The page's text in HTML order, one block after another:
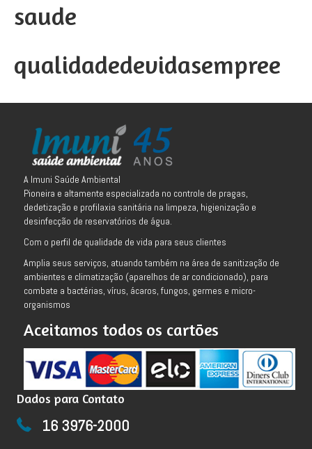
saude
qualidadedevidasempree
A Imuni Saúde Ambiental
Pioneira e altamente especializada no controle de pragas,
dedetização e profilaxia sanitária na limpeza, higienização e
desinfecção de reservatórios de água.
Com o perfil de qualidade de vida para seus clientes
Amplia seus serviços, atuando também na área de sanitização de
ambientes e climatização (aparelhos de ar condicionado), para
combate a bactérias, vírus, ácaros, fungos, germes e micro-
organismos
Aceitamos todos os cartões
Dados para Contato
16 3976-2000